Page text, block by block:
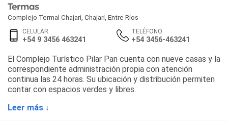
Termas
Complejo Termal Chajarí, Chajarí, Entre Ríos
CELULAR
+54 9 3456 463241
TELÉFONO
+54 3456-463241
El Complejo Turístico Pilar Pan cuenta con nueve casas y la
correspondiente administración propia con atención
continua las 24 horas. Su ubicación y distribución permiten
contar con espacios verdes y libres.
Leer más ↓